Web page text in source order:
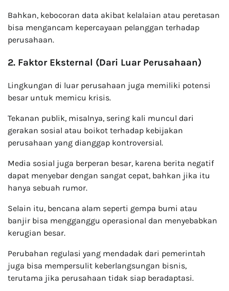
Bahkan, kebocoran data akibat kelalaian atau peretasan
bisa mengancam kepercayaan pelanggan terhadap
perusahaan.
2. Faktor Eksternal (Dari Luar Perusahaan)
Lingkungan di luar perusahaan juga memiliki potensi
besar untuk memicu krisis.
Tekanan publik, misalnya, sering kali muncul dari
gerakan sosial atau boikot terhadap kebijakan
perusahaan yang dianggap kontroversial.
Media sosial juga berperan besar, karena berita negatif
dapat menyebar dengan sangat cepat, bahkan jika itu
hanya sebuah rumor.
Selain itu, bencana alam seperti gempa bumi atau
banjir bisa mengganggu operasional dan menyebabkan
kerugian besar.
Perubahan regulasi yang mendadak dari pemerintah
juga bisa mempersulit keberlangsungan bisnis,
terutama jika perusahaan tidak siap beradaptasi.